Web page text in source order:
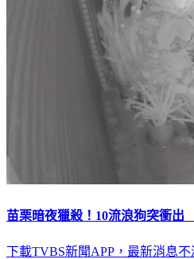
苗栗暗夜獵殺！10流浪狗突衝
下載TVBS新聞APP，最新消息不